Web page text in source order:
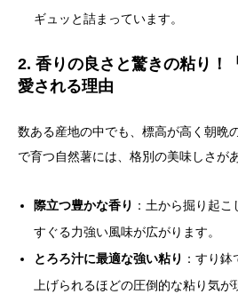
ギュッと詰まっています。
2. 香りの良さと驚きの粘り！
愛される理由
数ある産地の中でも、標高が高く朝晩
で育つ自然薯には、格別の美味しさが
際立つ豊かな香り ：土から掘り起
すぐる力強い風味が広がります。
とろろ汁に最適な強い粘り ：すり
上げられるほどの圧倒的な粘り気